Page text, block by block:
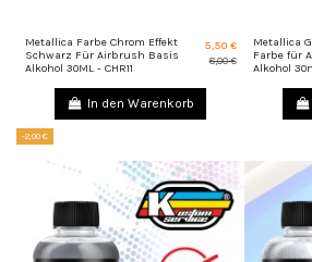
Metallica Farbe Chrom Effekt
Schwarz Für Airbrush Basis
Alkohol 30ML - CHR11
5,50 €
8,00 €
In den Warenkorb
Metallica
Farbe für
Alkohol
-2,00 €